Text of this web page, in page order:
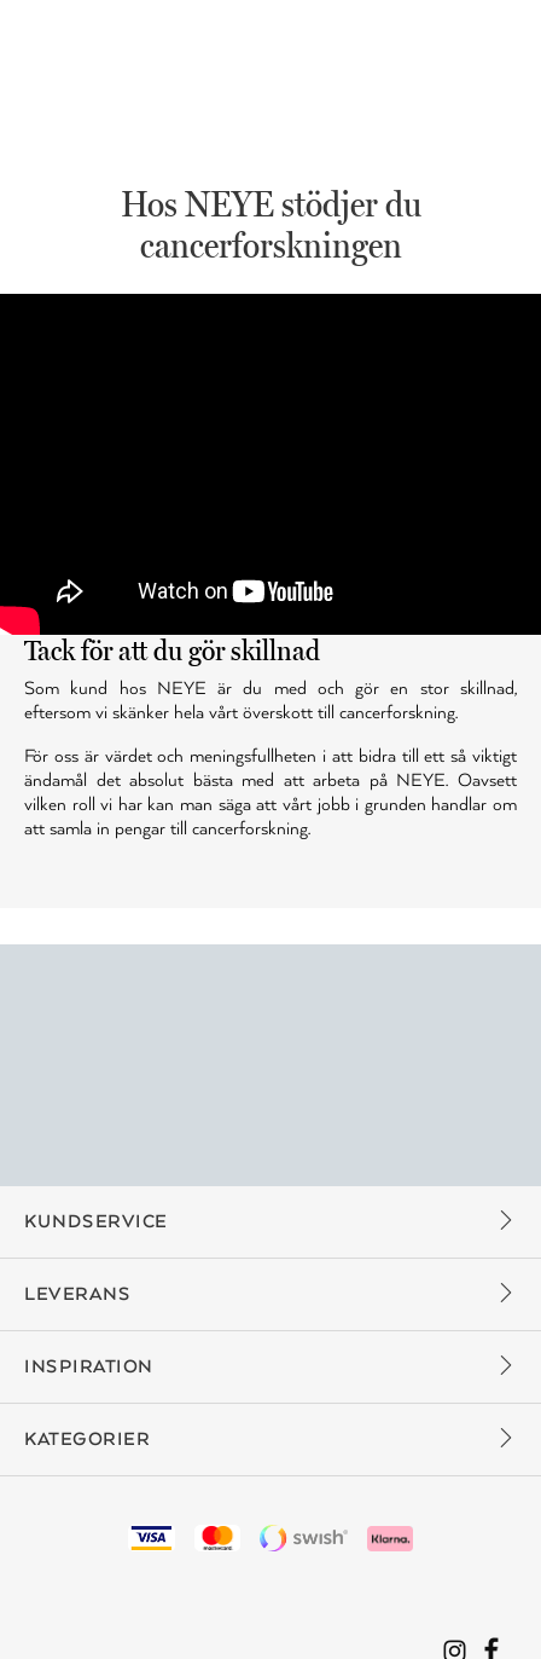
Hos NEYE stödjer du
cancerforskningen
Tack för att du gör skillnad
Som kund hos NEYE är du med och gör en stor skillnad,
eftersom vi skänker hela vårt överskott till cancerforskning.
För oss är värdet och meningsfullheten i att bidra till ett så viktigt
ändamål det absolut bästa med att arbeta på NEYE. Oavsett
vilken roll vi har kan man säga att vårt jobb i grunden handlar om
att samla in pengar till cancerforskning.
KUNDSERVICE
LEVERANS
INSPIRATION
KATEGORIER